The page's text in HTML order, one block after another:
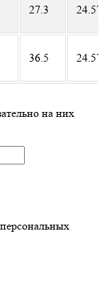
27.3 24.57
36.5 24.57
на них